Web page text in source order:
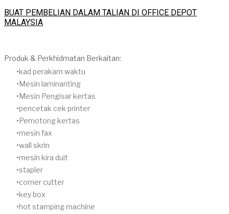
BUAT PEMBELIAN DALAM TALIAN DI OFFICE DEPOT
MALAYSIA
Produk & Perkhidmatan Berkaitan:
​kad perakam waktu
Mesin laminanting
Mesin Pengisar kertas
pencetak cek printer
Pemotong kertas
mesin fax
wall skrin
mesin kira duit
stapler
corner cutter
key box
hot stamping machine